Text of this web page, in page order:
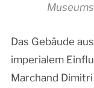
Das Gebäude
imperialem
Marchand